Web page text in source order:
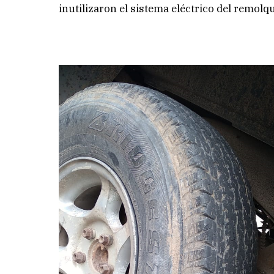
inutilizaron el sistema eléctrico del